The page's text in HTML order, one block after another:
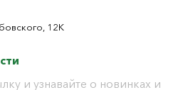
12К
и узнавайте о новинках и